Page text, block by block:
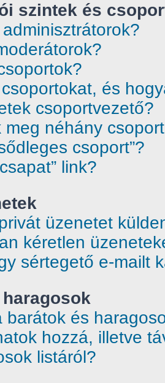
szintek és
és
csoportvezető?
meg néhány
csoport”?
link?
üzenetet
kéretlen
sértegető e-mailt
barátok és
hozzá, illetve
listáról?